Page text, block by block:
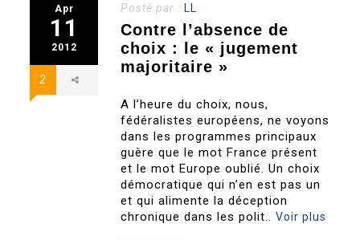
Apr
11
2012
2
Posté par : LL
Contre l’absence de
choix : le « jugement
majoritaire »
A l’heure du choix, nous,
fédéralistes européens, ne voyons
dans les programmes principaux
guère que le mot France présent
et le mot Europe oublié. Un choix
démocratique qui n’en est pas un
et qui alimente la déception
chronique dans les polit..Voir plus